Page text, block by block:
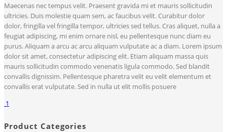
Maecenas nec tempus velit. Praesent gravida mi et mauris sollicitudin
ultricies. Duis molestie quam sem, ac faucibus velit. Curabitur dolor
dolor, fringilla vel fringilla tempor, ultricies sed tellus. Cras aliquet, nulla a
feugiat adipiscing, mi enim ornare nisl, eu pellentesque nunc diam eu
purus. Aliquam a arcu ac arcu aliquam vulputate ac a diam. Lorem ipsum
dolor sit amet, consectetur adipiscing elit. Etiam aliquam massa quis
mauris sollicitudin commodo venenatis ligula commodo. Sed blandit
convallis dignissim. Pellentesque pharetra velit eu velit elementum et
convallis erat vulputate. Sed in nulla ut elit mollis posuere
1
Product Categories